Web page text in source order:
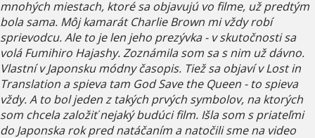
mnohých miestach, ktoré sa objavujú vo filme, už predtým
bola sama. Môj kamarát Charlie Brown mi vždy robí
sprievodcu. Ale to je len jeho prezývka - v skutočnosti sa
volá Fumihiro Hajashy. Zoznámila som sa s nim už dávno.
Vlastní v Japonsku módny časopis. Tiež sa objaví v Lost in
Translation a spieva tam God Save the Queen - to spieva
vždy. A to bol jeden z takých prvých symbolov, na ktorých
som chcela založiť nejaký budúci film. Išla som s priateľmi
do Japonska rok pred natáčaním a natočili sme na video